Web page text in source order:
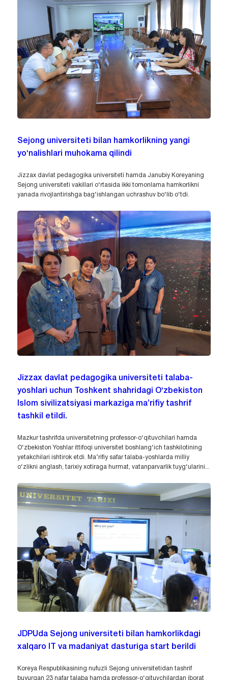
Sejong universiteti bilan hamkorlikning yangi
yo‘nalishlari muhokama qilindi
Jizzax davlat pedagogika universiteti hamda Janubiy Koreyaning
Sejong universiteti vakillari o‘rtasida ikki tomonlama hamkorlikni
yanada rivojlantirishga bag‘ishlangan uchrashuv bo‘lib o‘tdi.
Jizzax davlat pedagogika universiteti talaba-
yoshlari uchun Toshkent shahridagi O‘zbekiston
Islom sivilizatsiyasi markaziga ma’rifiy tashrif
tashkil etildi.
Mazkur tashrifda universitetning professor-o‘qituvchilari hamda
O‘zbekiston Yoshlar ittifoqi universitet boshlang‘ich tashkilotining
yetakchilari ishtirok etdi. Ma’rifiy safar talaba-yoshlarda milliy
o‘zlikni anglash, tarixiy xotiraga hurmat, vatanparvarlik tuyg‘ularini...
JDPUda Sejong universiteti bilan hamkorlikdagi
xalqaro IT va madaniyat dasturiga start berildi
Koreya Respublikasining nufuzli Sejong universitetidan tashrif
buyurgan 23 nafar talaba hamda professor-o‘qituvchilardan iborat